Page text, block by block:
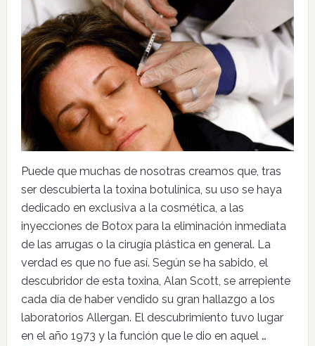
Puede que muchas de nosotras creamos que, tras
ser descubierta la toxina botulínica, su uso se haya
dedicado en exclusiva a la cosmética, a las
inyecciones de Botox para la eliminación inmediata
de las arrugas o la cirugía plástica en general. La
verdad es que no fue así. Según se ha sabido, el
descubridor de esta toxina, Alan Scott, se arrepiente
cada día de haber vendido su gran hallazgo a los
laboratorios Allergan. El descubrimiento tuvo lugar
en el año 1973 y la función que le dio en aquel …